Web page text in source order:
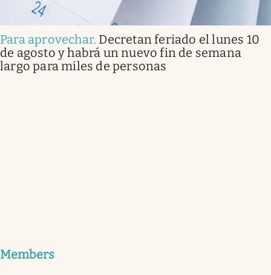
Para aprovechar. Decretan feriado el lunes 10
de agosto y habrá un nuevo fin de semana
largo para miles de personas
Members